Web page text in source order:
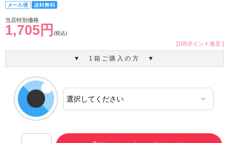
当店特別価格
1,705円 (税込)
[155ポイント進呈 ]
▼ 1箱ご購入の方 ▼